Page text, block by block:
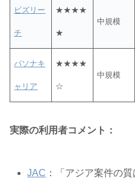
ビズリー
チ
★★★★
★
中規模
パソナキ
ャリア
★★★★
☆
中規模
実際の利用者コメント：
JAC ：「アジア案件の